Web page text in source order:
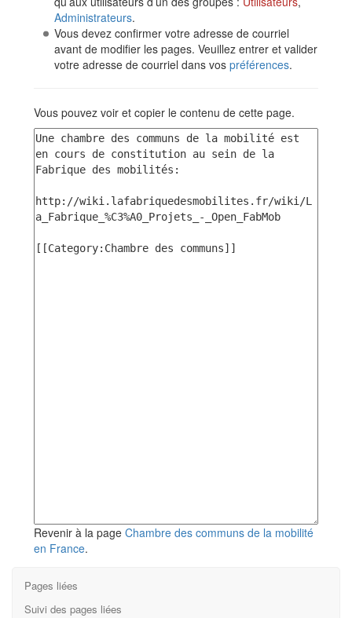
Administrateurs.
Vous devez confirmer votre adresse de courriel
avant de modifier les pages. Veuillez entrer et valider
votre adresse de courriel dans vos préférences.
Vous pouvez voir et copier le contenu de cette page.
Revenir à la page Chambre des communs de la mobilité
en France.
Pages liées
Suivi des pages liées